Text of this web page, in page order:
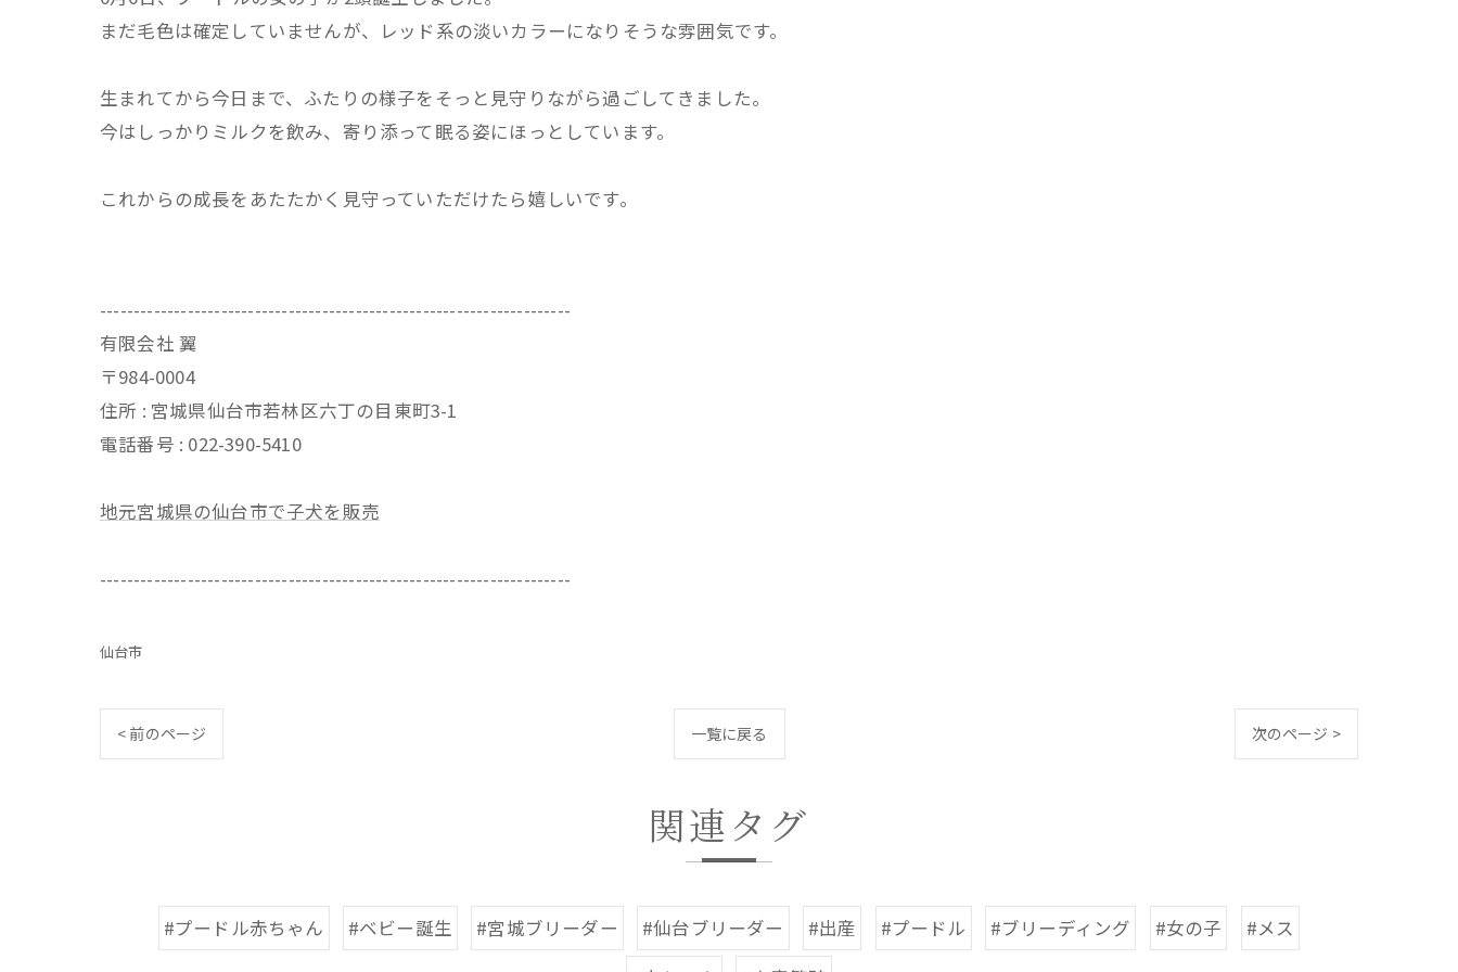
まだ毛色は確定していませんが、レッド系の淡いカラーになりそうな雰囲気です。
生まれてから今日まで、ふたりの様子をそっと見守りながら過ごしてきました。
今はしっかりミルクを飲み、寄り添って眠る姿にほっとしています。
これからの成長をあたたかく見守っていただけたら嬉しいです。
----------------------------------------------------------------------
有限会社 翼
〒984-0004
住所 : 宮城県仙台市若林区六丁の目東町3-1
電話番号 : 022-390-5410
地元宮城県の仙台市で子犬を販売
----------------------------------------------------------------------
仙台市
< 前のページ 一覧に戻る 次のページ >
関連タグ
#プードル赤ちゃん #ベビー誕生 #宮城ブリーダー #仙台ブリーダー #出産 #プードル #ブリーディング #女の子
#メス